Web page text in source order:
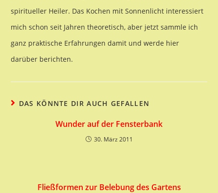
spiritueller Heiler. Das Kochen mit Sonnenlicht interessiert
mich schon seit Jahren theoretisch, aber jetzt sammle ich
ganz praktische Erfahrungen damit und werde hier
darüber berichten.
DAS KÖNNTE DIR AUCH GEFALLEN
Wunder auf der Fensterbank
30. März 2011
Fließformen zur Belebung des Gartens